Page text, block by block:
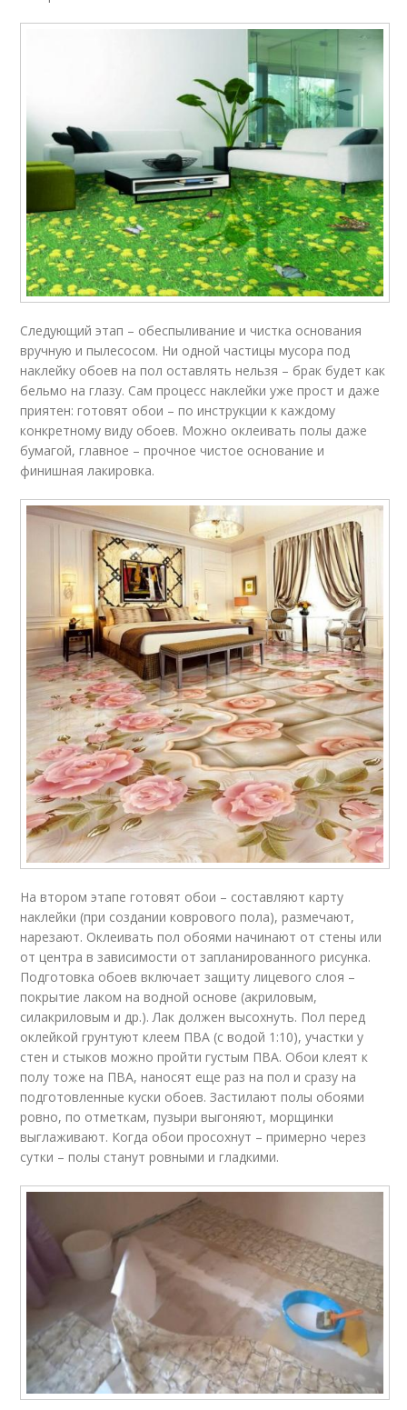
Следующий этап – обеспыливание и чистка основания
вручную и пылесосом. Ни одной частицы мусора под
наклейку обоев на пол оставлять нельзя – брак будет как
бельмо на глазу. Сам процесс наклейки уже прост и даже
приятен: готовят обои – по инструкции к каждому
конкретному виду обоев. Можно оклеивать полы даже
бумагой, главное – прочное чистое основание и
финишная лакировка.
На втором этапе готовят обои – составляют карту
наклейки (при создании коврового пола), размечают,
нарезают. Оклеивать пол обоями начинают от стены или
от центра в зависимости от запланированного рисунка.
Подготовка обоев включает защиту лицевого слоя –
покрытие лаком на водной основе (акриловым,
силакриловым и др.). Лак должен высохнуть. Пол перед
оклейкой грунтуют клеем ПВА (с водой 1:10), участки у
стен и стыков можно пройти густым ПВА. Обои клеят к
полу тоже на ПВА, наносят еще раз на пол и сразу на
подготовленные куски обоев. Застилают полы обоями
ровно, по отметкам, пузыри выгоняют, морщинки
выглаживают. Когда обои просохнут – примерно через
сутки – полы станут ровными и гладкими.